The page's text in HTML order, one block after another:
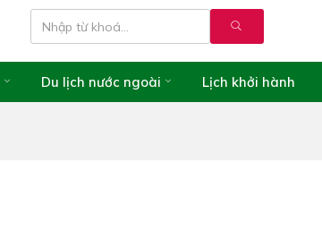
Du lịch nước ngoài Lịch khởi hành